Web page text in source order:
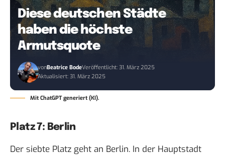
Diese deutschen Städte
haben die höchste
Armutsquote
vonBeatrice BodeVeröffentlicht: 31. März 2025
Aktualisiert: 31. März 2025
Mit ChatGPT generiert (KI).
Platz 7: Berlin
Der siebte Platz geht an Berlin. In der Hauptstadt